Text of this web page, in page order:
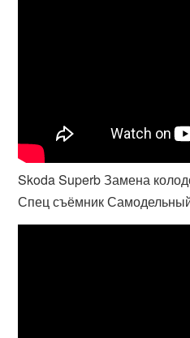
Skoda Superb Замена
Спец съёмник